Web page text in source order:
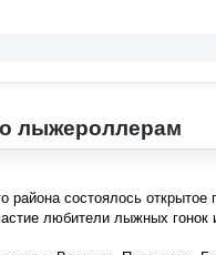
лыжероллерам
района состоялось открытое
любители лыжных гонок